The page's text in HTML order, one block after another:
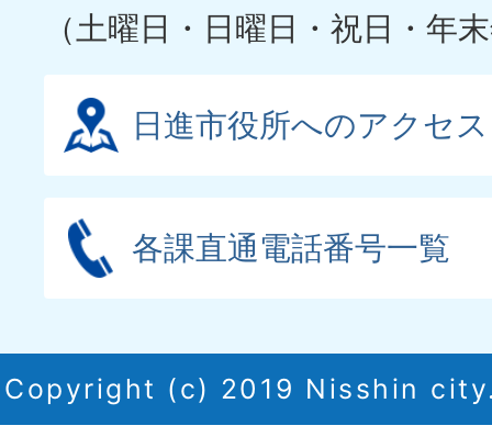
（土曜日・日曜日・祝日・年
日進市役所へのアクセス
各課直通電話番号一覧
Copyright (c) 2019 Nisshin